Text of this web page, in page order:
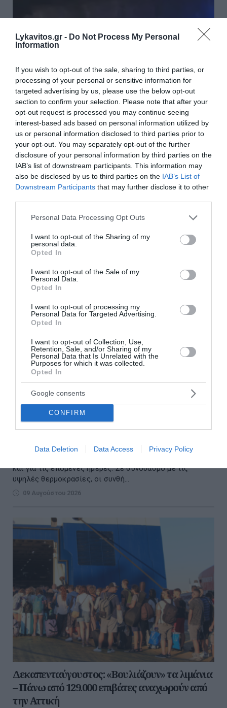
Lykavitos.gr - Do Not Process My Personal
Information
If you wish to opt-out of the sale, sharing to third parties, or
processing of your personal or sensitive information for
targeted advertising by us, please use the below opt-out
section to confirm your selection. Please note that after your
opt-out request is processed you may continue seeing
interest-based ads based on personal information utilized by
us or personal information disclosed to third parties prior to
your opt-out. You may separately opt-out of the further
disclosure of your personal information by third parties on the
IAB’s list of downstream participants. This information may
also be disclosed by us to third parties on the IAB’s List of
Downstream Participants that may further disclose it to other
Please note that this website/app uses one or more Google
not limited to your visit or usage behaviour. You may click to
grant or deny consent to Google and its third-party tags to
use your data for below specified purposes in below Google
consent section.
Personal Data Processing Opt Outs
I want to opt-out of the Sharing of my
personal data.
Opted In
I want to opt-out of the Sale of my
Personal Data.
Opted In
I want to opt-out of processing my
Personal Data for Targeted Advertising.
Opted In
I want to opt-out of Collection, Use,
Retention, Sale, and/or Sharing of my
Personal Data that Is Unrelated with the
Purposes for which it was collected.
Opted In
Google consents
CONFIRM
Data Deletion Data Access Privacy Policy
Σοβαρό τροχαίο στο Λαγονήσι: Μηχανή της
ΔΙΑΣ συγκρούστηκε με αυτοκίνητο – Δύο
αστυνομικοί τραυματίες
Δύο αστυνομικοί της ομάδας ΔΙΑΣ τραυματίστηκαν όταν
η μηχανή στην οποία επέβαιναν συγκρούστηκε με
Λαγονήσι. Ο οδηγός του οχήματος φέρε...
09 Αυγούστου 2026
Καιρός: «Καμίνι» η χώρα με έως 39°C – Άνεμοι
έως 7 μποφόρ και υψηλός κίνδυνος πυρκαγιάς
Σε αυξημένη ετοιμότητα βρίσκονται οι Αρχές, καθώς
και για τις επόμενες ημέρες. Σε συνδυασμό με τις
υψηλές θερμοκρασίες, οι συνθή...
09 Αυγούστου 2026
Δεκαπενταύγουστος: «Βουλιάζουν» τα λιμάνια
– Πάνω από 129.000 επιβάτες αναχωρούν από
την Αττική